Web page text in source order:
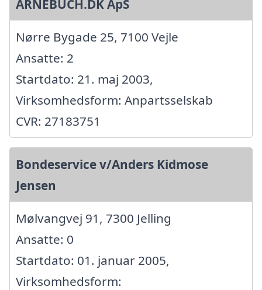
ARNEBUCH.DK ApS
Nørre Bygade 25, 7100 Vejle
Ansatte: 2
Startdato: 21. maj 2003,
Virksomhedsform: Anpartsselskab
CVR: 27183751
Bondeservice v/Anders Kidmose
Jensen
Mølvangvej 91, 7300 Jelling
Ansatte: 0
Startdato: 01. januar 2005,
Virksomhedsform: